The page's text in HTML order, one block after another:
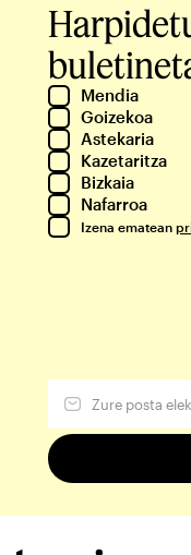
Mendia
Goizekoa
Astekaria
Kazetaritza
Bizkaia
Nafarroa
Izena ematean